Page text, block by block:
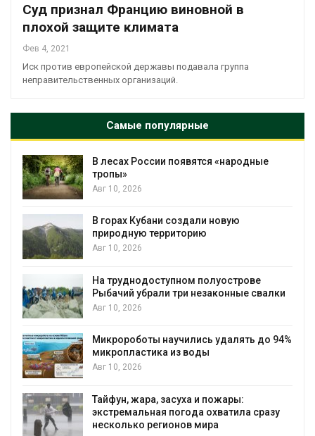
Суд признал Францию виновной в
плохой защите климата
Фев 4, 2021
Иск против европейской державы подавала группа
неправительственных организаций.
Самые популярные
В лесах России появятся «народные
тропы»
Авг 10, 2026
В горах Кубани создали новую
природную территорию
Авг 10, 2026
На труднодоступном полуострове
Рыбачий убрали три незаконные свалки
Авг 10, 2026
Микророботы научились удалять до 94%
микропластика из воды
Авг 10, 2026
Тайфун, жара, засуха и пожары:
экстремальная погода охватила сразу
несколько регионов мира